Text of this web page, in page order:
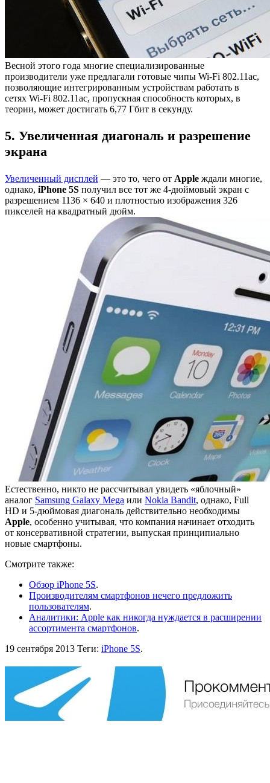
Весной этого года многие специализированные
производители уже предлагали готовые чипы Wi-Fi 802.11ac,
позволяющие интегрированным устройствам работать в
сетях Wi-Fi 802.11ac, пропускная способность которых, в
теории, может достигать 6,77 Гбит в секунду.
5. Увеличенная диагональ и разрешение
экрана
Увеличенный дисплей — это то, чего от Apple ждали многие,
однако, iPhone 5S получил все тот же 4-дюймовый экран с
разрешением 1136 × 640 и плотностью изображения 326
пикселей на квадратный дюйм.
Естественно, никто не рассчитывал увидеть «яблочный»
аналог Samsung Galaxy Mega или Nokia Bandit, однако, Full
HD и 5-дюймовая диагональ действительно необходимы
Apple, особенно учитывая, что компания начинает отходить
от консервативной стратегии, выпуская принципиально
новые смартфоны.
Смотрите также:
Обзор iPhone 5S.
Производителям смартфонов нечего предложить
пользователям.
Аналитики: Apple как никогда нуждается в расширении
ассортимента смартфонов.
19 сентября 2013 Теги: iPhone 5S.